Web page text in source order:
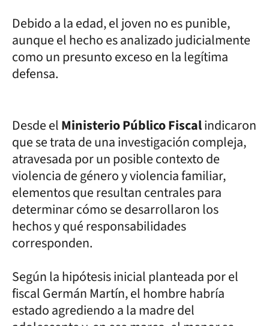
Debido a la edad, el joven no es punible,
aunque el hecho es analizado judicialmente
como un presunto exceso en la legítima
defensa.
Desde elMinisterio Público Fiscalindicaron
que se trata de una investigación compleja,
atravesada por un posible contexto de
violencia de género y violencia familiar,
elementos que resultan centrales para
determinar cómo se desarrollaron los
hechos y qué responsabilidades
corresponden.
Según la hipótesis inicial planteada por el
fiscal Germán Martín, el hombre habría
estado agrediendo a la madre del